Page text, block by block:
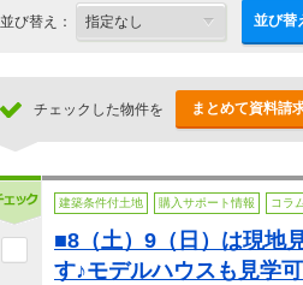
並び替え： 並び替
チェックした物件を まとめて資料請
建築条件付土地 購入サポート情報 コラ
■8（土）9（日）は現地
す♪モデルハウスも見学